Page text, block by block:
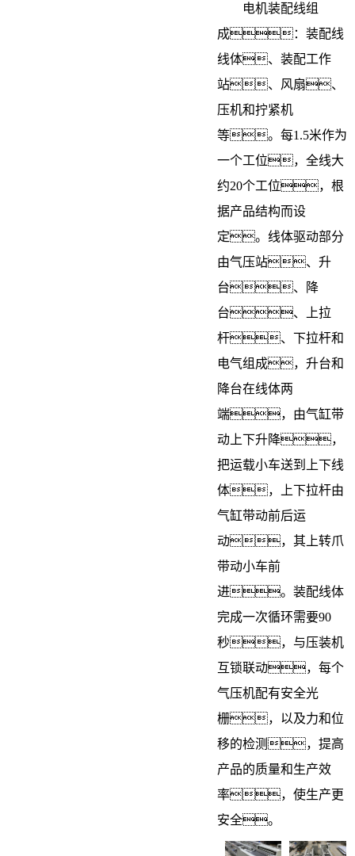
电机装配线组
成：装配线
线体、装配工作
站、风扇、
压机和拧紧机
等。每1.5米作为
一个工位，全线大
约20个工位，根
据产品结构而设
定。线体驱动部分
由气压站、升
台、降
台、上拉
杆、下拉杆和
电气组成，升台和
降台在线体两
端，由气缸带
动上下升降，
把运载小车送到上下线
体，上下拉杆由
气缸带动前后运
动，其上转爪
带动小车前
进。装配线体
完成一次循环需要90
秒，与压装机
互锁联动，每个
气压机配有安全光
栅，以及力和位
移的检测，提高
产品的质量和生产效
率，使生产更
安全。